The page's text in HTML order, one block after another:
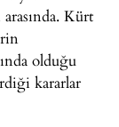
Kürt
olduğu
kararlar